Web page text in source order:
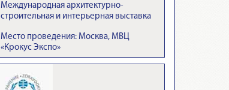
Международная архитектурно-
строительная и интерьерная выставка
Место проведения: Москва, МВЦ
«Крокус Экспо»